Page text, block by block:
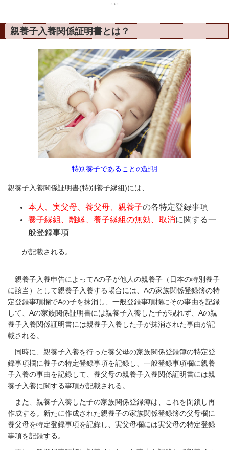
親養子入養関係証明書とは？
特別養子であることの証明
親養子入養関係証明書(特別養子縁組)には、
本人、実父母、養父母、親養子の各特定登録事項
養子縁組、離縁、養子縁組の無効、取消に関する一
般登録事項
が記載される。
親養子入養申告によってAの子が他人の親養子（日本の特別養子
に該当）として親養子入養する場合には、Aの家族関係登録簿の特
定登録事項欄でAの子を抹消し、一般登録事項欄にその事由を記録
して、Aの家族関係証明書には親養子入養した子が現れず、Aの親
養子入養関係証明書には親養子入養した子が抹消された事由が記
載される。
同時に、親養子入養を行った養父母の家族関係登録簿の特定登
録事項欄に養子の特定登録事項を記録し、一般登録事項欄に親養
子入養の事由を記録して、養父母の親養子入養関係証明書には親
養子入養に関する事項が記載される。
また、親養子入養した子の家族関係登録簿は、これを閉鎖し再
作成する。新たに作成された親養子の家族関係登録簿の父母欄に
養父母を特定登録事項を記錄し、実父母欄には実父母の特定登録
事項を記録する。